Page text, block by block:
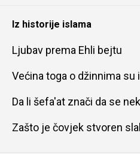
Iz historije islama
Ljubav prema Ehli bejtu
Većina toga o džinnima
Da li šefa'at znači da se
Zašto je čovjek stvoren